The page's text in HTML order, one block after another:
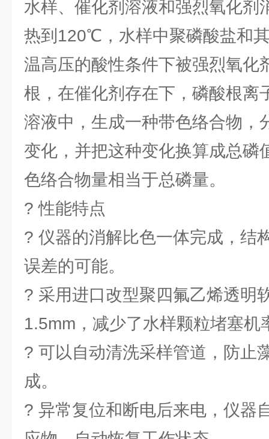
水样、催化剂溶液和强烈氧化剂
热到120℃，水样中聚磷酸盐和
温高压的酸性条件下被强烈氧化
根，在催化剂存在下，磷酸根离
溶液中，生成一种带色络合物，
变化，并把这种变化换算成总磷
色络合物量相当于总磷量。
? 性能特点
? 仪器的消解比色一体完成，结
误差的可能。
? 采用进口改型聚四氟乙烯透明
1.5mm，减少了水样颗粒堵塞机
? 可以自动清洗采样管道，防止
成。
? 异常复位和断电后来电，仪器